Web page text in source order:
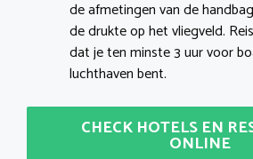
de afmetingen van de
de drukte op het vliegveld.
dat je ten minste 3 uur voor
luchthaven bent.
CHECK HOTELS EN
ONLINE